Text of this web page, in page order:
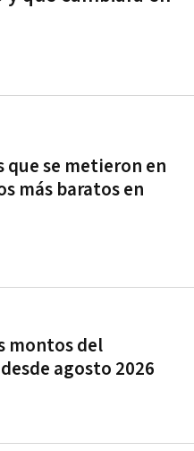
que se metieron en
más baratos en
montos del
agosto 2026